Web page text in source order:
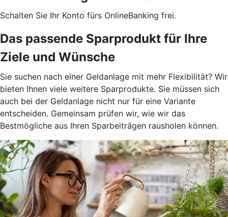
Schalten Sie Ihr Konto fürs OnlineBanking frei.
Das passende Sparprodukt für Ihre
Ziele und Wünsche
Sie suchen nach einer Geldanlage mit mehr Flexibilität? Wir
bieten Ihnen viele weitere Sparprodukte. Sie müssen sich
auch bei der Geldanlage nicht nur für eine Variante
entscheiden. Gemeinsam prüfen wir, wie wir das
Bestmögliche aus Ihren Sparbeiträgen rausholen können.